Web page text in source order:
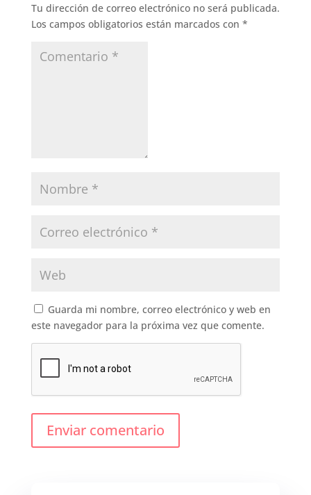
Tu dirección de correo electrónico no será publicada.
Los campos obligatorios están marcados con *
Guarda mi nombre, correo electrónico y web en
este navegador para la próxima vez que comente.
Enviar comentario